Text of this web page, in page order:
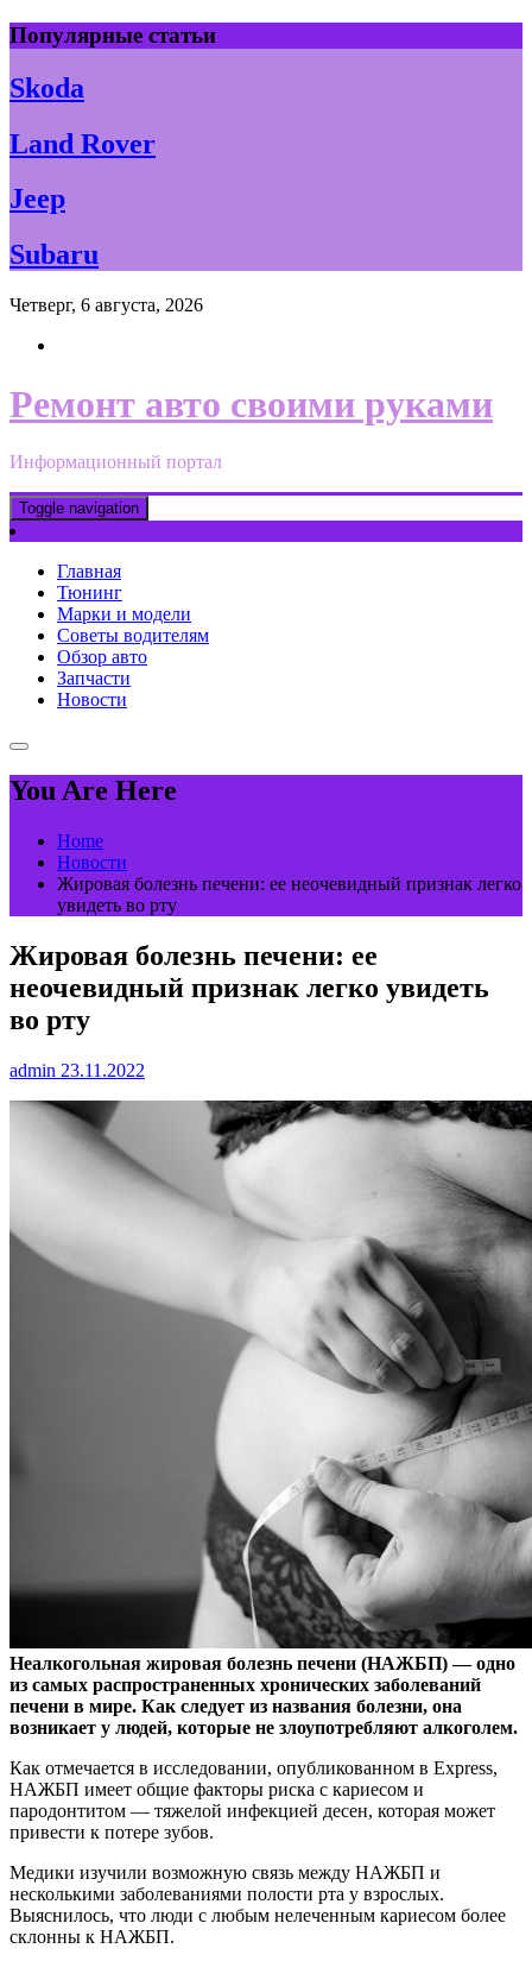
Skip
to
content
Популярные статьи
Skoda
Land Rover
Jeep
Subaru
Четверг, 6 августа, 2026
Ремонт авто своими руками
Информационный портал
Toggle navigation
Главная
Тюнинг
Марки и модели
Советы водителям
Обзор авто
Запчасти
Новости
You Are Here
Home
Новости
Жировая болезнь печени: ее неочевидный признак легко
увидеть во рту
Жировая болезнь печени: ее
неочевидный признак легко увидеть
во рту
admin 23.11.2022
Неалкогольная жировая болезнь печени (НАЖБП) — одно
из самых распространенных хронических заболеваний
печени в мире. Как следует из названия болезни, она
возникает у людей, которые не злоупотребляют алкоголем.
Как отмечается в исследовании, опубликованном в Express,
НАЖБП имеет общие факторы риска с кариесом и
пародонтитом — тяжелой инфекцией десен, которая может
привести к потере зубов.
Медики изучили возможную связь между НАЖБП и
несколькими заболеваниями полости рта у взрослых.
Выяснилось, что люди с любым нелеченным кариесом более
склонны к НАЖБП.